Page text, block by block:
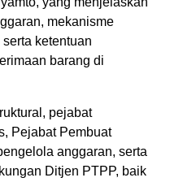
mekanisme
ketentuan
barang di
pejabat
Pejabat Pembuat
anggaran, serta
Ditjen PTPP, baik